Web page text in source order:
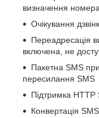
визначення номера
Очікування
Переадресація
включена, не
Пакетна SMS
пересилання SMS
Підтримка HTTP
Конвертація